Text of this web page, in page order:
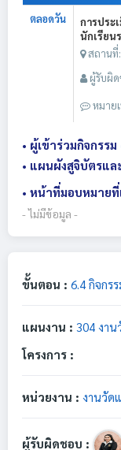
ตลอดวัน
การประ
นักเรียน
สถานที่:
ผู้รับผิด
หมาย
• ผู้เข้าร่วมกิจกรรม
• แผนผังสูจิบัตรแล
• หน้าที่มอบหมายที่
- ไม่มีข้อมูล -
ขั้นตอน : 6.4 กิจกร
แผนงาน : 304 งา
โครงการ :
หน่วยงาน : งานวัด
ผู้รับผิดชอบ :